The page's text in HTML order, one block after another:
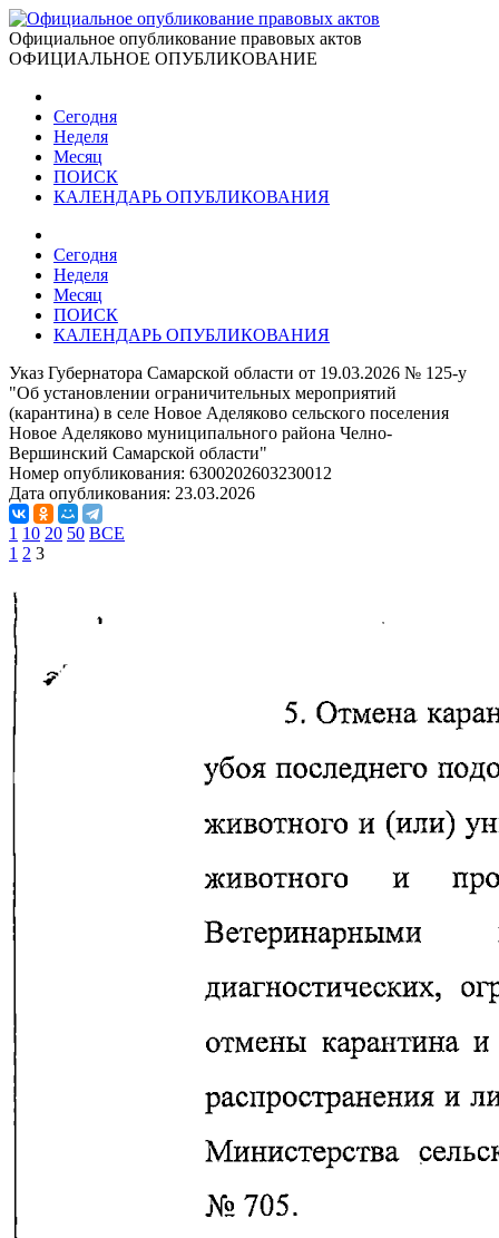
Официальное опубликование правовых актов
ОФИЦИАЛЬНОЕ ОПУБЛИКОВАНИЕ
Сегодня
Неделя
Месяц
ПОИСК
КАЛЕНДАРЬ ОПУБЛИКОВАНИЯ
Сегодня
Неделя
Месяц
ПОИСК
КАЛЕНДАРЬ ОПУБЛИКОВАНИЯ
Указ Губернатора Самарской области от 19.03.2026 № 125-у
"Об установлении ограничительных мероприятий
(карантина) в селе Новое Аделяково сельского поселения
Новое Аделяково муниципального района Челно-
Вершинский Самарской области"
Номер опубликования: 6300202603230012
Дата опубликования: 23.03.2026
1 10 20 50 ВСЕ
1 2 3